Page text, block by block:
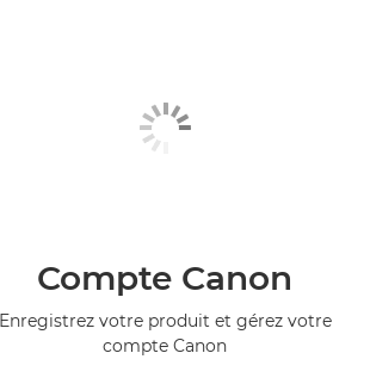
Compte Canon
Enregistrez votre produit et gérez votre
compte Canon